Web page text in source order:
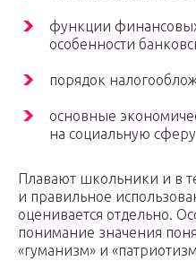
функции
особенности
порядок
основные
на социальную
Плавают школьники и в
и правильное
оценивается отдельно.
понимание значения
«гуманизм» и